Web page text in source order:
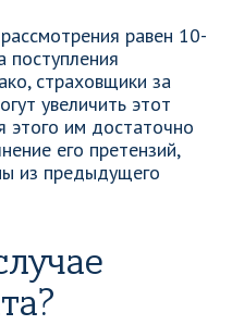
равен 10-
страховщики за
увеличить этот
этого им достаточно
его претензий,
из предыдущего